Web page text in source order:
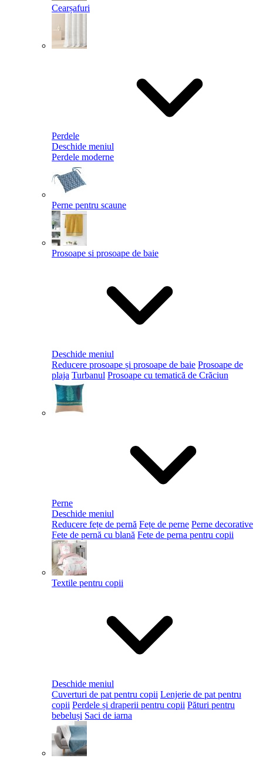
Cearșafuri
Perdele
Deschide meniul
Perdele moderne
Perne pentru scaune
Prosoape si prosoape de baie
Deschide meniul
Reducere prosoape și prosoape de baie Prosoape de
plaja Turbanul Prosoape cu tematică de Crăciun
Perne
Deschide meniul
Reducere fețe de pernă Fețe de perne Perne decorative
Fete de pernă cu blană Fete de perna pentru copii
Textile pentru copii
Deschide meniul
Cuverturi de pat pentru copii Lenjerie de pat pentru
copii Perdele și draperii pentru copii Pături pentru
bebeluși Saci de iarna